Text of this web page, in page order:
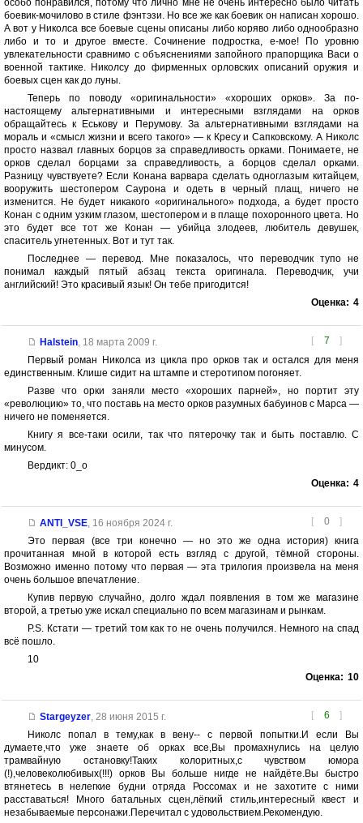
особо понравился, потому что лично мне не очень интересно было читать
боевик-мочилово в стиле фэнтэзи. Но все же как боевик он написан хорошо.
А вот у Николса все боевые сцены описаны либо коряво либо однообразно
либо и то и другое вместе. Сочинение подростка, е-мое! По уровню
увлекательности сравнимо с объяснениями запойного прапорщика Васи о
военной тактике. Николсу до фирменных орловских описаний оружия и
боевых сцен как до луны.
Теперь по поводу «оригинальности» «хороших орков». За по-
настоящему альтернативными и интересными взглядами на орков
обращайтесь к Еськову и Перумову. За альтернативными взглядами на
мораль и «смысл жизни и всего такого» — к Кресу и Сапковскому. А Николс
просто назвал главных борцов за справедливость орками. Понимаете, не
орков сделал борцами за справедливость, а борцов сделал орками.
Разницу чувствуете? Если Конана варвара сделать одноглазым китайцем,
вооружить шестопером Саурона и одеть в черный плащ, ничего не
изменится. Не будет никакого «оригинального» подхода, а будет просто
Конан с одним узким глазом, шестопером и в плаще похоронного цвета. Но
это будет все тот же Конан — убийца злодеев, любитель девушек,
спаситель угнетенных. Вот и тут так.
Последнее — перевод. Мне показалось, что переводчик тупо не
понимал каждый пятый абзац текста оригинала. Переводчик, учи
английский! Это красивый язык! Он тебе пригодится!
Оценка: 4
[ 7 ]
Halstein, 18 марта 2009 г.
Первый роман Николса из цикла про орков так и остался для меня
единственным. Клише сидит на штампе и стеротипом погоняет.
Разве что орки заняли место «хороших парней», но портит эту
«революцию» то, что поставь на место орков разумных бабуинов с Марса —
ничего не поменяется.
Книгу я все-таки осили, так что пятерочку так и быть поставлю. С
минусом.
Вердикт: 0_о
Оценка: 4
[ 0 ]
ANTI_VSE, 16 ноября 2024 г.
Это первая (все три конечно — но это же одна история) книга
прочитанная мной в которой есть взгляд с другой, тёмной стороны.
Возможно именно потому что первая — эта трилогия произвела на меня
очень большое впечатление.
Купив первую случайно, долго ждал появления в том же магазине
второй, а третью уже искал специально по всем магазинам и рынкам.
P.S. Кстати — третий том как то не очень получился. Немного на спад
всё пошло.
10
Оценка: 10
[ 6 ]
Stargeyzer, 28 июня 2015 г.
Николс попал в тему,как в вену-- с первой попытки.И если Вы
думаете,что уже знаете об орках все,Вы промахнулись на целую
трамвайную остановку!Таких колоритных,с чувством юмора
(!),человеколюбивых(!!!) орков Вы больше нигде не найдёте.Вы быстро
втянетесь в нелегкие будни отряда Россомах и не захотите с ними
расставаться! Много батальных сцен,лёгкий стиль,интересный квест и
незабываемые персонажи.Перечитал с удовольствием.Рекомендую.